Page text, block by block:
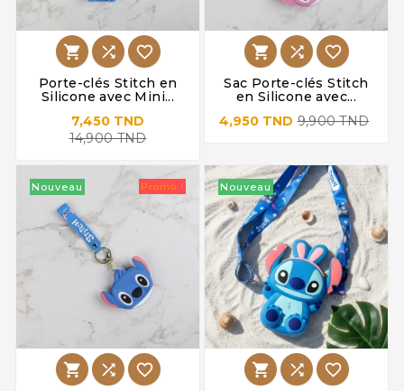
  
Porte-clés Stitch en
Silicone avec Mini...
7,450 TND
14,900 TND
  
Sac Porte-clés Stitch
en Silicone avec...
4,950 TND 9,900 TND
Nouveau Promo !
  
Nouveau
  